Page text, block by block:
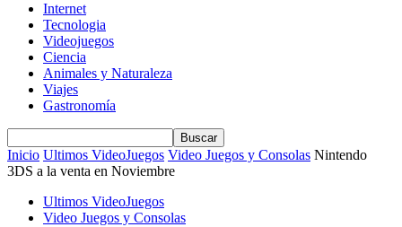
Internet
Tecnologia
Videojuegos
Ciencia
Animales y Naturaleza
Viajes
Gastronomía
Inicio Ultimos VideoJuegos Video Juegos y Consolas Nintendo
3DS a la venta en Noviembre
Ultimos VideoJuegos
Video Juegos y Consolas